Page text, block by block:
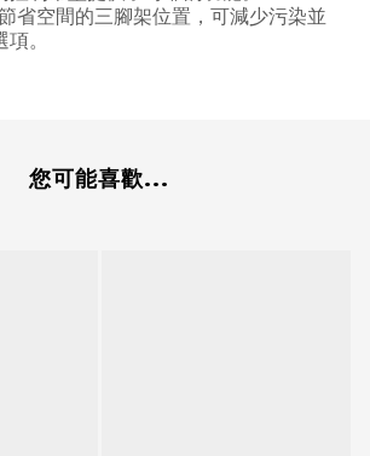
省空間的三腳架位置，可減少污染並
。
您可能喜歡...